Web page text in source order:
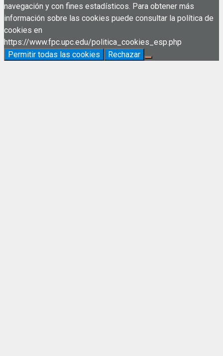
navegación y con fines estadísticos. Para obtener más
información sobre las cookies puede consultar la política de
cookies en
https://www.fpc.upc.edu/politica_cookies_esp.php
Permitir todas las cookies
Rechazar